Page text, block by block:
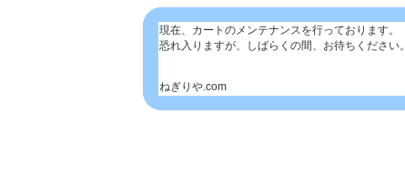
現在、カートのメンテナンスを行っております。
恐れ入りますが、しばらくの間、お待ちください。
ねぎりや.com